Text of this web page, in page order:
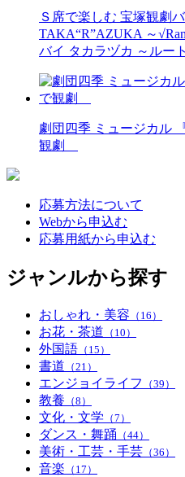
Ｓ席で楽しむ 宝塚観劇
TAKA“R”AZUKA ～
バイ タカラヅカ ～ルー
劇団四季 ミュージカル
観劇
応募方法について
Webから申込む
応募用紙から申込む
ジャンルから探す
おしゃれ・美容 （16）
お花・茶道 （10）
外国語 （15）
書道 （21）
エンジョイライフ （39）
教養 （8）
文化・文学 （7）
ダンス・舞踊 （44）
美術・工芸・手芸 （36）
音楽 （17）